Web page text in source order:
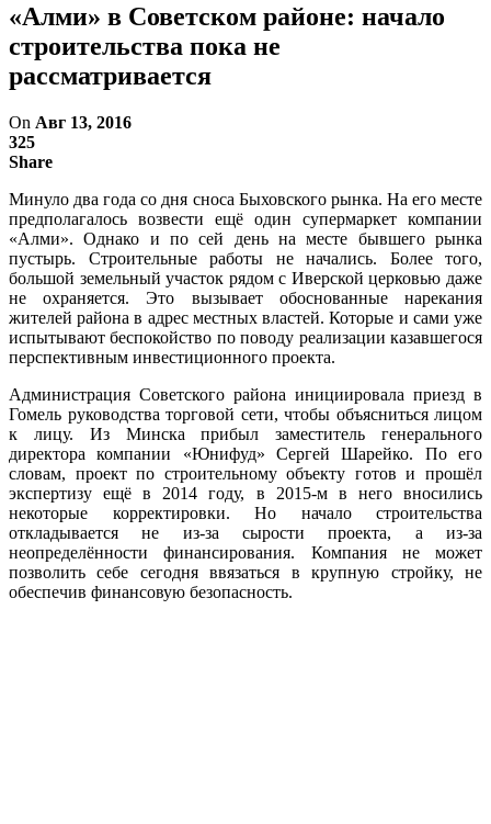
«Алми» в Советском районе: начало
строительства пока не
рассматривается
On Авг 13, 2016
325
Share
Минуло два года со дня сноса Быховского рынка. На его месте
предполагалось возвести ещё один супермаркет компании
«Алми». Однако и по сей день на месте бывшего рынка
пустырь. Строительные работы не начались. Более того,
большой земельный участок рядом с Иверской церковью даже
не охраняется. Это вызывает обоснованные нарекания
жителей района в адрес местных властей. Которые и сами уже
испытывают беспокойство по поводу реализации казавшегося
перспективным инвестиционного проекта.
Администрация Советского района инициировала приезд в
Гомель руководства торговой сети, чтобы объясниться лицом
к лицу. Из Минска прибыл заместитель генерального
директора компании «Юнифуд» Сергей Шарейко. По его
словам, проект по строительному объекту готов и прошёл
экспертизу ещё в 2014 году, в 2015-м в него вносились
некоторые корректировки. Но начало строительства
откладывается не из-за сырости проекта, а из-за
неопределённости финансирования. Компания не может
позволить себе сегодня ввязаться в крупную стройку, не
обеспечив финансовую безопасность.